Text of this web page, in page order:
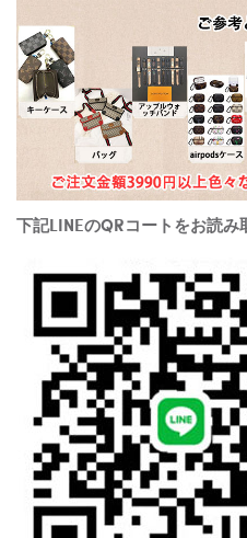
下記LINEのQRコートをお読み